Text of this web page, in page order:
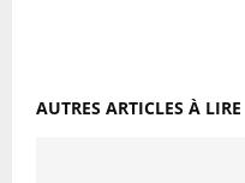
AUTRES ARTICLES À LIRE